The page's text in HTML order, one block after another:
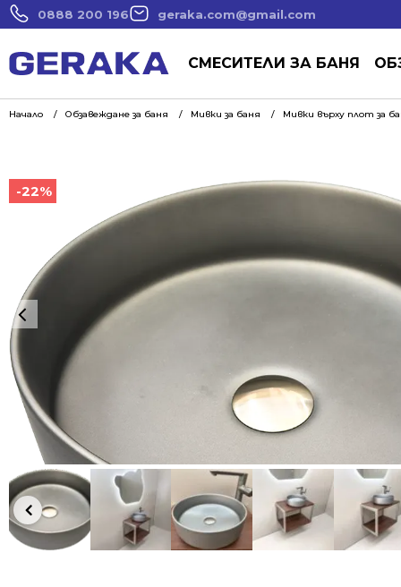
0888 200 196 geraka.com@gmail.com
СМЕСИТЕЛИ ЗА БАНЯ
Начало Обзавеждане за баня Мивки за баня Мивки върху плот за
-22%
-22%